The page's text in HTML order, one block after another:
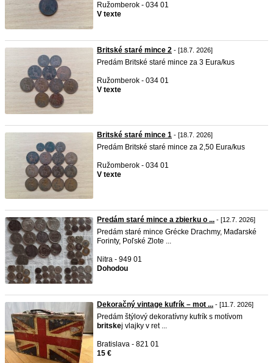
Ružomberok - 034 01
V texte
Britské staré mince 2 - [18.7. 2026]
Predám Britské staré mince za 3 Eura/kus
Ružomberok - 034 01
V texte
Britské staré mince 1 - [18.7. 2026]
Predám Britské staré mince za 2,50 Eura/kus
Ružomberok - 034 01
V texte
Predám staré mince a zbierku o ... - [12.7. 2026]
Predám staré mince Grécke Drachmy, Maďarské
Forinty, Poľské Zlote ...
Nitra - 949 01
Dohodou
Dekoračný vintage kufrík – mot ... - [11.7. 2026]
Predám štýlový dekoratívny kufrík s motívom
britskej vlajky v ret ...
Bratislava - 821 01
15 €